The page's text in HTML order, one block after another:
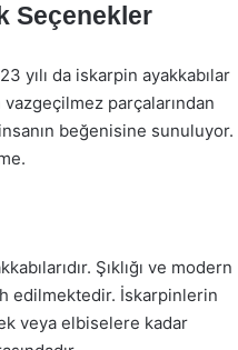
Seçenekler
yılı da iskarpin ayakkabılar
parçalarından
beğenisine sunuluyor.
Şıklığı ve modern
edilmektedir. İskarpinlerin
veya elbiselere kadar